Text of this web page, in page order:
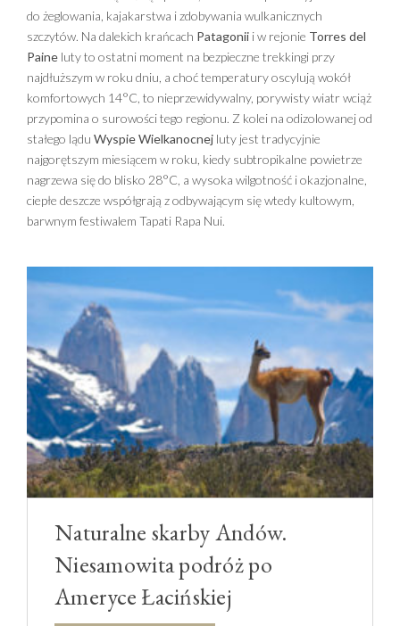
do żeglowania, kajakarstwa i zdobywania wulkanicznych
szczytów. Na dalekich krańcach Patagonii i w rejonie Torres del
Paine luty to ostatni moment na bezpieczne trekkingi przy
najdłuższym w roku dniu, a choć temperatury oscylują wokół
komfortowych 14°C, to nieprzewidywalny, porywisty wiatr wciąż
przypomina o surowości tego regionu. Z kolei na odizolowanej od
stałego lądu Wyspie Wielkanocnej luty jest tradycyjnie
najgorętszym miesiącem w roku, kiedy subtropikalne powietrze
nagrzewa się do blisko 28°C, a wysoka wilgotność i okazjonalne,
ciepłe deszcze współgrają z odbywającym się wtedy kultowym,
barwnym festiwalem Tapati Rapa Nui.
Naturalne skarby Andów.
Niesamowita podróż po
Ameryce Łacińskiej